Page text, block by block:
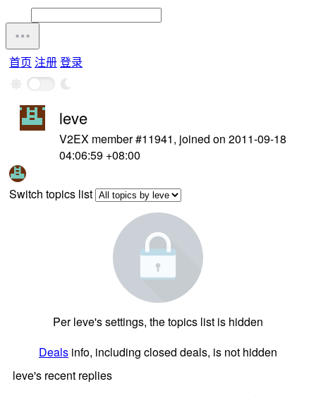
首页 注册登录
leve
V2EX member #11941, joined on 2011-09-18
04:06:59 +08:00
Switch topics list
Per leve's settings, the topics list is hidden
Deals info, including closed deals, is not hidden
leve's recent replies